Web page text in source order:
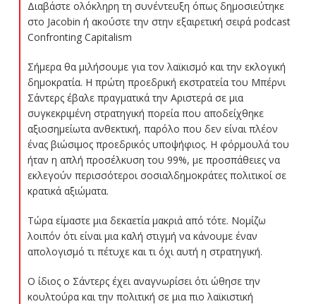
Διαβάστε ολόκληρη τη συνέντευξη όπως δημοσιεύτηκε
στο Jacobin ή ακούστε την στην εξαιρετική σειρά podcast
Confronting Capitalism
Σήμερα θα μιλήσουμε για τον λαϊκισμό και την εκλογική
δημοκρατία. Η πρώτη προεδρική εκστρατεία του Μπέρνι
Σάντερς έβαλε πραγματικά την Αριστερά σε μια
συγκεκριμένη στρατηγική πορεία που αποδείχθηκε
αξιοσημείωτα ανθεκτική, παρόλο που δεν είναι πλέον
ένας βιώσιμος προεδρικός υποψήφιος. Η φόρμουλά του
ήταν η απλή προσέλκυση του 99%, με προσπάθειες να
εκλεγούν περισσότεροι σοσιαλδημοκράτες πολιτικοί σε
κρατικά αξιώματα.
Τώρα είμαστε μια δεκαετία μακριά από τότε. Νομίζω
λοιπόν ότι είναι μια καλή στιγμή να κάνουμε έναν
απολογισμό τι πέτυχε και τι όχι αυτή η στρατηγική.
Ο ίδιος ο Σάντερς έχει αναγνωρίσει ότι ώθησε την
κουλτούρα και την πολιτική σε μια πιο λαϊκιστική